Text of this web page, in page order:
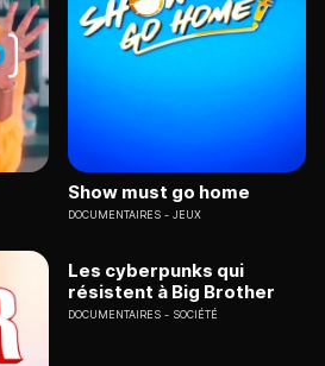
Show must go home
DOCUMENTAIRES JEUX
Les cyberpunks qui
résistent à Big Brother
DOCUMENTAIRES SOCIÉTÉ